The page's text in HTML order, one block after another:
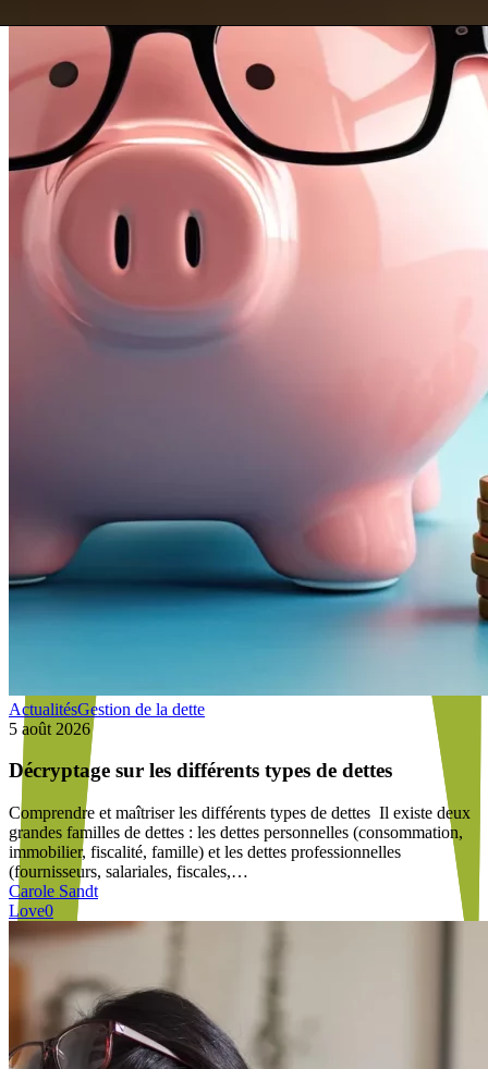
ActualitésGestion de la detteDécryptage
différents
de
dettes
5 août 2026
Décryptage sur les différents types de dettes
Comprendre et maîtriser les différents types de dettes Il existe deux
grandes familles de dettes : les dettes personnelles (consommation,
immobilier, fiscalité, famille) et les dettes professionnelles
(fournisseurs, salariales, fiscales,…
Carole Sandt
Love0